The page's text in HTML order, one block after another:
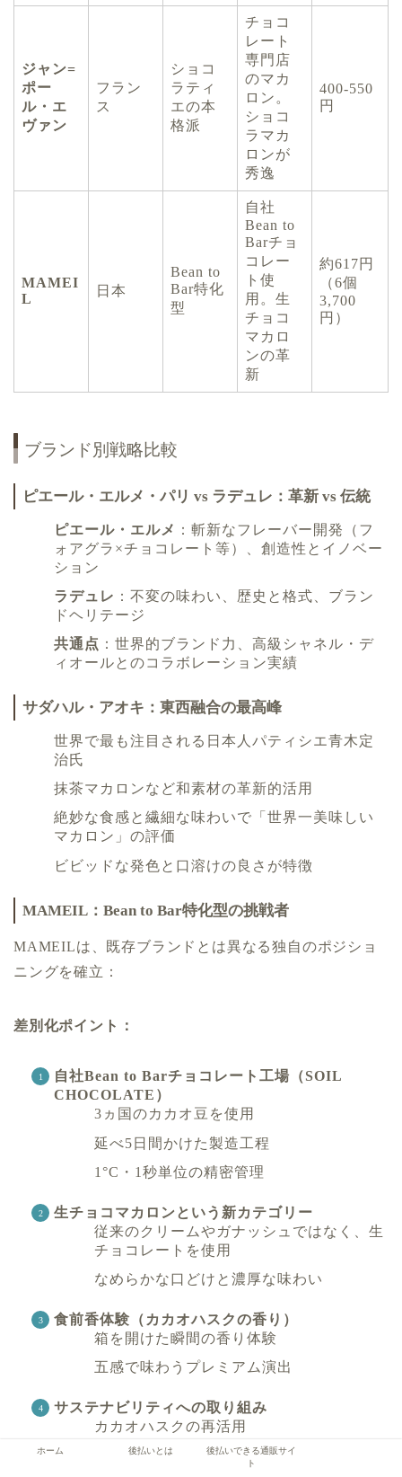
ジャン=
ポー
ル・エ
ヴァン
フラン
ス
ショコ
ラティ
エの本
格派
チョコ
レート
専門店
のマカ
ロン。
ショコ
ラマカ
ロンが
秀逸
400-550
円
MAMEI
L
日本
Bean to
Bar特化
型
自社
Bean to
Barチョ
コレー
ト使
用。生
チョコ
マカロ
ンの革
新
約617円
（6個
3,700
円）
ブランド別戦略比較
ピエール・エルメ・パリ vs ラデュレ：革新 vs 伝統
ピエール・エルメ ：斬新なフレーバー開発（フ
ォアグラ×チョコレート等）、創造性とイノベー
ション
ラデュレ ：不変の味わい、歴史と格式、ブラン
ドヘリテージ
共通点 ：世界的ブランド力、高級シャネル・デ
ィオールとのコラボレーション実績
サダハル・アオキ：東西融合の最高峰
世界で最も注目される日本人パティシエ青木定
治氏
抹茶マカロンなど和素材の革新的活用
絶妙な食感と繊細な味わいで「世界一美味しい
マカロン」の評価
ビビッドな発色と口溶けの良さが特徴
MAMEIL：Bean to Bar特化型の挑戦者
MAMEILは、既存ブランドとは異なる独自のポジショ
ニングを確立：
差別化ポイント：
自社Bean to Barチョコレート工場（SOIL
CHOCOLATE）
3ヵ国のカカオ豆を使用
延べ5日間かけた製造工程
1°C・1秒単位の精密管理
生チョコマカロンという新カテゴリー
従来のクリームやガナッシュではなく、生
チョコレートを使用
なめらかな口どけと濃厚な味わい
食前香体験（カカオハスクの香り）
箱を開けた瞬間の香り体験
五感で味わうプレミアム演出
サステナビリティへの取り組み
カカオハスクの再活用
持続可能な菓子作りの実践
ホーム 後払いとは
後払いできる通販サイ
ト